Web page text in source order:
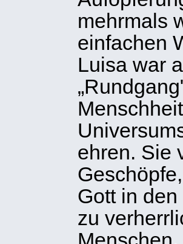
mehrmals
einfachen
Luisa war
ehren. Sie
Gott in
zu